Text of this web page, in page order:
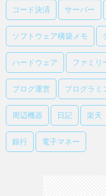
コード決済 サーバー
ソフトウェア構築メモ
ハードウェア ファミリ
ブログ運営 プログラミ
周辺機器 日記 楽天
銀行 電子マネー